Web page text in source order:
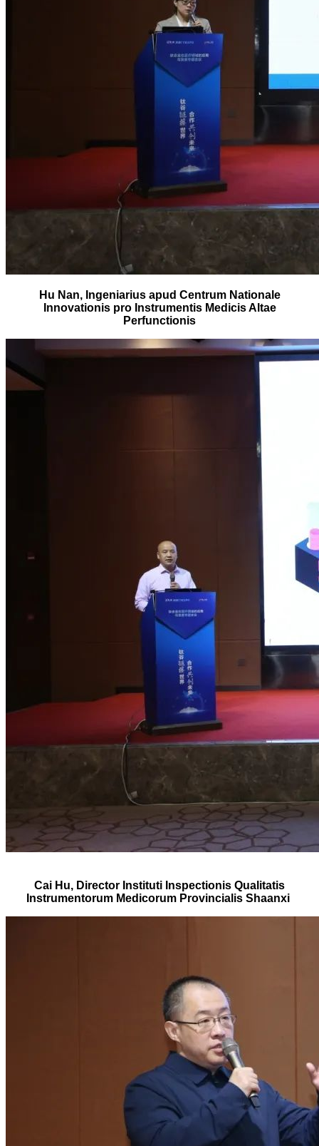
Hu Nan, Ingeniarius apud Centrum Nationale
Innovationis pro Instrumentis Medicis Altae
Perfunctionis
Cai Hu, Director Instituti Inspectionis Qualitatis
Instrumentorum Medicorum Provincialis Shaanxi